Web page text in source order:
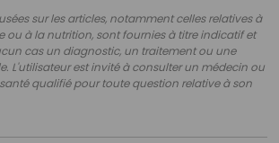
sur les articles, notamment celles relatives à
ou à la nutrition, sont fournies à titre indicatif et
cas un diagnostic, un traitement ou une
L'utilisateur est invité à consulter un médecin ou
qualifié pour toute question relative à son